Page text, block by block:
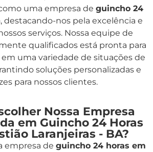
uma empresa de guincho 24
destacando-nos pela excelência e
serviços. Nossa equipe de
qualificados está pronta para
uma variedade de situações de
soluções personalizadas e
para nossos clientes.
Nossa Empresa
em Guincho 24 Horas
Laranjeiras - BA?
empresa de guincho 24 horas em